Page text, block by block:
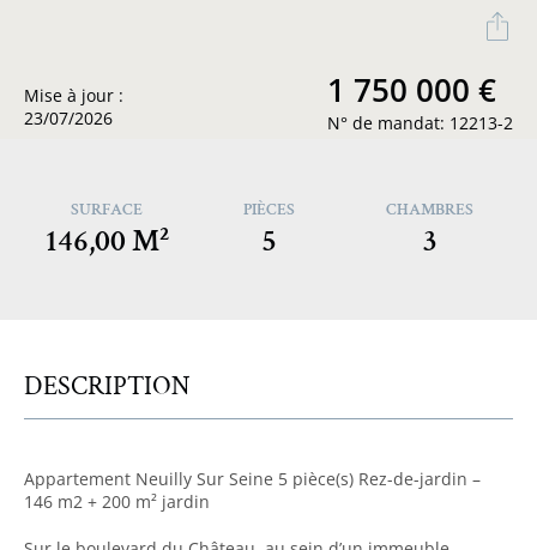
Mise à jour :
23/07/2026
1 750 000 €
N° de mandat: 12213-2
SURFACE
146,00 M²
PIÈCES
5
CHAMBRES
3
DESCRIPTION
Appartement Neuilly Sur Seine 5 pièce(s) Rez-de-jardin –
146 m2 + 200 m² jardin